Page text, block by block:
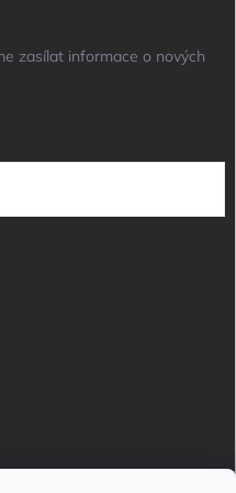
zasílat informace o nových